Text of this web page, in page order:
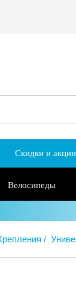
Скидки и акции
Велосипеды